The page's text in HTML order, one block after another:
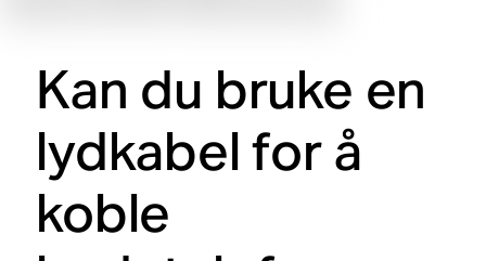
Kan du bruke en
lydkabel for å
koble